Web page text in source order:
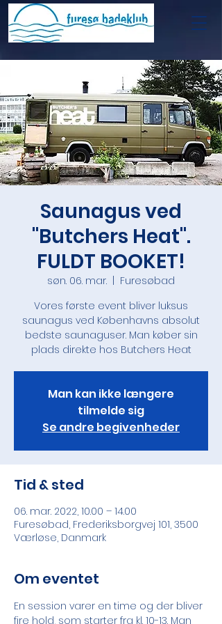
Saunagus ved
"Butchers Heat".
FULDT BOOKET!
søn. 06. mar.
Furesøbad
Vores første event bliver luksus
saunagus ved Københavns absolut
bedste saunaguser. Man køber sin
plads direkte hos Butchers Heat
Man kan ikke længere
tilmelde sig
Se andre begivenheder
Tid & sted
06. mar. 2022, 10.00 – 14.00
Furesøbad, Frederiksborgvej 101, 3500
Værløse, Danmark
Om eventet
En session varer en time og der bliver
fire hold, som starter fra kl. 10-13. Man